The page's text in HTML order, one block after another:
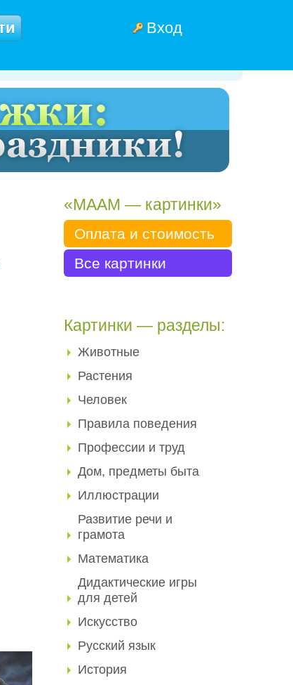
Вход
«МААМ — картинки»
Оплата и стоимость
Все картинки
Картинки — разделы:
Животные
Растения
Человек
Правила поведения
Профессии и труд
Дом, предметы быта
Иллюстрации
Развитие речи и
грамота
Математика
Дидактические игры
для детей
Искусство
Русский язык
История